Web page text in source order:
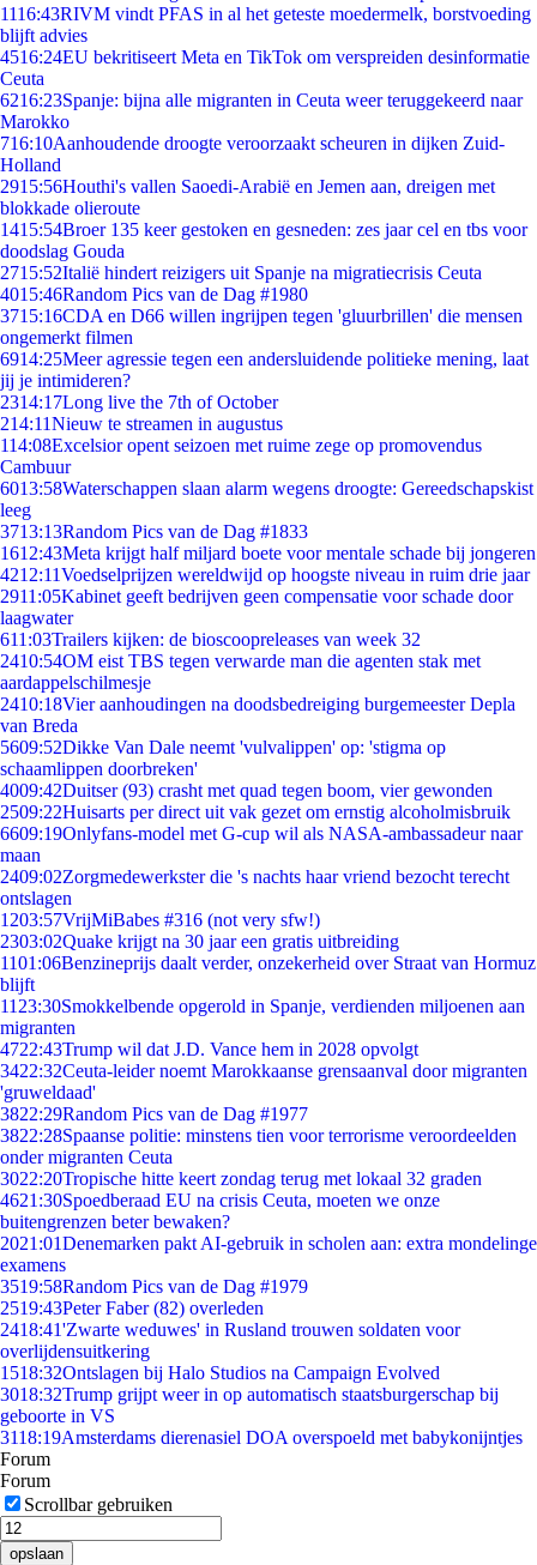
1116:43RIVM vindt PFAS in al het geteste moedermelk, borstvoeding
blijft advies
4516:24EU bekritiseert Meta en TikTok om verspreiden desinformatie
Ceuta
6216:23Spanje: bijna alle migranten in Ceuta weer teruggekeerd naar
Marokko
716:10Aanhoudende droogte veroorzaakt scheuren in dijken Zuid-
Holland
2915:56Houthi's vallen Saoedi-Arabië en Jemen aan, dreigen met
blokkade olieroute
1415:54Broer 135 keer gestoken en gesneden: zes jaar cel en tbs voor
doodslag Gouda
2715:52Italië hindert reizigers uit Spanje na migratiecrisis Ceuta
4015:46Random Pics van de Dag #1980
3715:16CDA en D66 willen ingrijpen tegen 'gluurbrillen' die mensen
ongemerkt filmen
6914:25Meer agressie tegen een andersluidende politieke mening, laat
jij je intimideren?
2314:17Long live the 7th of October
214:11Nieuw te streamen in augustus
114:08Excelsior opent seizoen met ruime zege op promovendus
Cambuur
6013:58Waterschappen slaan alarm wegens droogte: Gereedschapskist
leeg
3713:13Random Pics van de Dag #1833
1612:43Meta krijgt half miljard boete voor mentale schade bij jongeren
4212:11Voedselprijzen wereldwijd op hoogste niveau in ruim drie jaar
2911:05Kabinet geeft bedrijven geen compensatie voor schade door
laagwater
611:03Trailers kijken: de bioscoopreleases van week 32
2410:54OM eist TBS tegen verwarde man die agenten stak met
aardappelschilmesje
2410:18Vier aanhoudingen na doodsbedreiging burgemeester Depla
van Breda
5609:52Dikke Van Dale neemt 'vulvalippen' op: 'stigma op
schaamlippen doorbreken'
4009:42Duitser (93) crasht met quad tegen boom, vier gewonden
2509:22Huisarts per direct uit vak gezet om ernstig alcoholmisbruik
6609:19Onlyfans-model met G-cup wil als NASA-ambassadeur naar
maan
2409:02Zorgmedewerkster die 's nachts haar vriend bezocht terecht
ontslagen
1203:57VrijMiBabes #316 (not very sfw!)
2303:02Quake krijgt na 30 jaar een gratis uitbreiding
1101:06Benzineprijs daalt verder, onzekerheid over Straat van Hormuz
blijft
11 23:30Smokkelbende opgerold in Spanje, verdienden miljoenen aan
migranten
4722:43Trump wil dat J.D. Vance hem in 2028 opvolgt
3422:32Ceuta-leider noemt Marokkaanse grensaanval door migranten
'gruweldaad'
3822:29Random Pics van de Dag #1977
3822:28Spaanse politie: minstens tien voor terrorisme veroordeelden
onder migranten Ceuta
3022:20Tropische hitte keert zondag terug met lokaal 32 graden
4621:30Spoedberaad EU na crisis Ceuta, moeten we onze
buitengrenzen beter bewaken?
2021:01Denemarken pakt AI-gebruik in scholen aan: extra mondelinge
examens
3519:58Random Pics van de Dag #1979
2519:43Peter Faber (82) overleden
2418:41'Zwarte weduwes' in Rusland trouwen soldaten voor
overlijdensuitkering
1518:32Ontslagen bij Halo Studios na Campaign Evolved
3018:32Trump grijpt weer in op automatisch staatsburgerschap bij
geboorte in VS
3118:19Amsterdams dierenasiel DOA overspoeld met babykonijntjes
Forum
Forum
Scrollbar gebruiken
opslaan